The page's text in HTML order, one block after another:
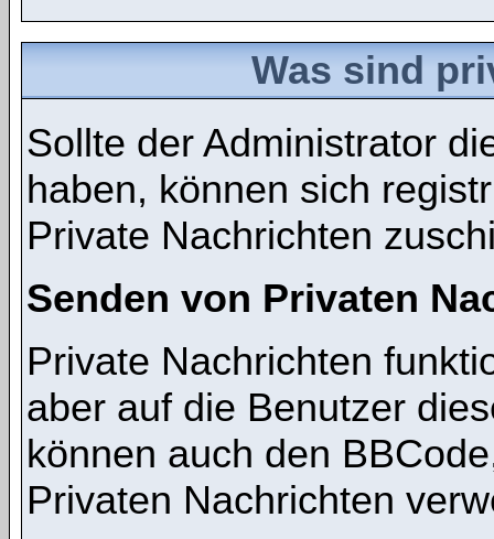
Was sind
Sollte der Administrator
haben, können sich
Private Nachrichten
Senden von Privaten
Private Nachrichten
aber auf die Benutzer
können auch den
Privaten Nachrichten